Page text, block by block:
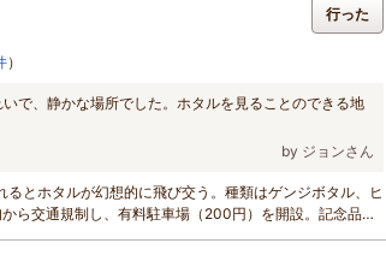
行った
）
で、静かな場所でした。ホタルを見ることのできる地
by ジョンさん
とホタルが幻想的に飛び交う。種類はゲンジボタル、ヒ
ら交通規制し、有料駐車場（200円）を開設。記念品と